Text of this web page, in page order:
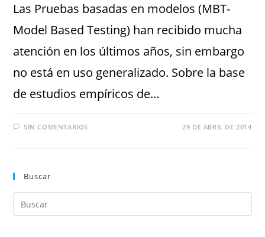
Las Pruebas basadas en modelos (MBT-
Model Based Testing) han recibido mucha
atención en los últimos años, sin embargo
no está en uso generalizado. Sobre la base
de estudios empíricos de…
SIN COMENTARIOS 29 DE ABRIL DE 2014
Buscar